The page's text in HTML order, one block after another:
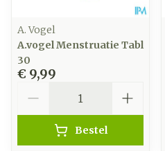
A. Vogel
A.vogel Menstruatie Tabl
30
€ 9,99
Bestel